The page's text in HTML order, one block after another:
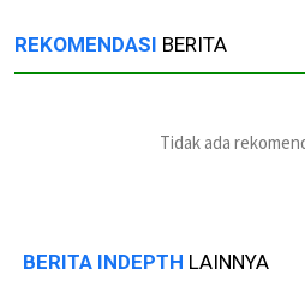
REKOMENDASI BERITA
Tidak ada
BERITA INDEPTH LAINNYA